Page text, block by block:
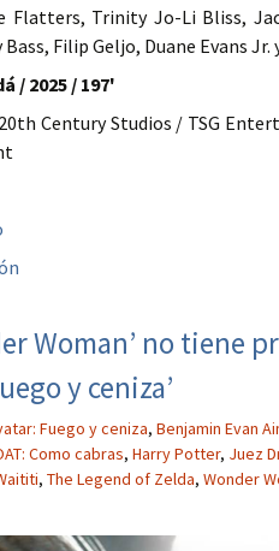
Flatters, Trinity Jo-Li Bliss,
Filip Geljo, Duane Evans
/ 2025 / 197'
20th Century Studios / TSG
Woman’ no tiene
y ceniza’
Fuego y ceniza, Benjamin Evan
Como cabras, Harry Potter, Juez
, The Legend of Zelda, Wonder